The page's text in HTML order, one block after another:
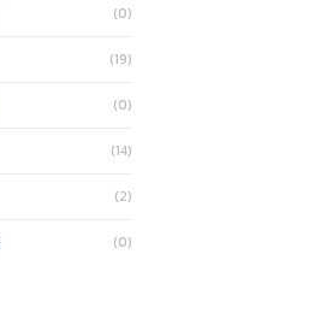
(0)
(19)
(0)
(14)
(2)
(0)